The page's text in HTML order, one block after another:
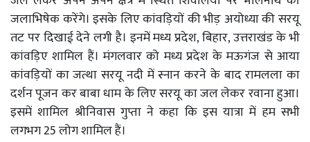
जलाभिषेक करेंगे। इसके लिए कांवड़ियों की भीड़ अयोध्या की सरयू
तट पर दिखाई देने लगी है। इनमें मध्य प्रदेश, बिहार, उत्तराखंड के भी
कांवड़िए शामिल हैं। मंगलवार को मध्य प्रदेश के मऊगंज से आया
कांवड़ियों का जत्था सरयू नदी में स्नान करने के बाद रामलला का
दर्शन पूजन कर बाबा धाम के लिए सरयू का जल लेकर रवाना हुआ।
इसमें शामिल श्रीनिवास गुप्ता ने कहा कि इस यात्रा में हम सभी
लगभग 25 लोग शामिल हैं।